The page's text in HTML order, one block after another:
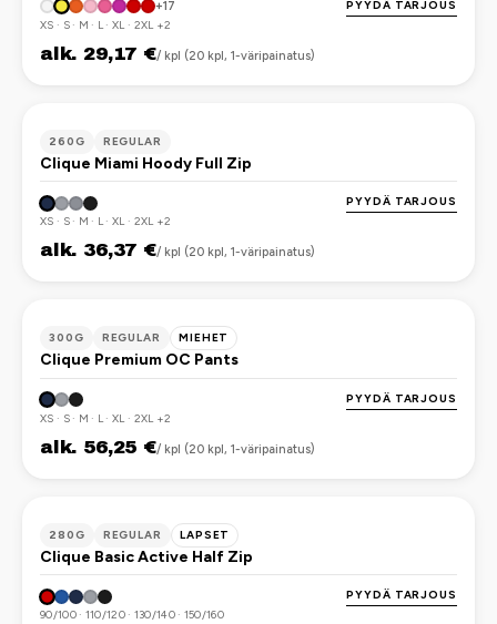
+17
PYYDÄ TARJOUS
XS · S · M · L · XL · 2XL +2
alk. 29,17 €/ kpl (20 kpl, 1-väripainatus)
OEKO-TEX
260G REGULAR
Clique Miami Hoody Full Zip
PYYDÄ TARJOUS
XS · S · M · L · XL · 2XL +2
alk. 36,37 €/ kpl (20 kpl, 1-väripainatus)
OEKO-TEX
300G REGULAR MIEHET
Clique Premium OC Pants
PYYDÄ TARJOUS
XS · S · M · L · XL · 2XL +2
alk. 56,25 €/ kpl (20 kpl, 1-väripainatus)
OEKO-TEX
280G REGULAR LAPSET
Clique Basic Active Half Zip
PYYDÄ TARJOUS
90/100 · 110/120 · 130/140 · 150/160